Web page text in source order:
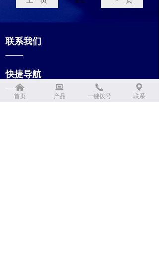
联系我们
——
快捷导航
——
낀
首页
뀵
产品
끅
一键拨号
끇
联系